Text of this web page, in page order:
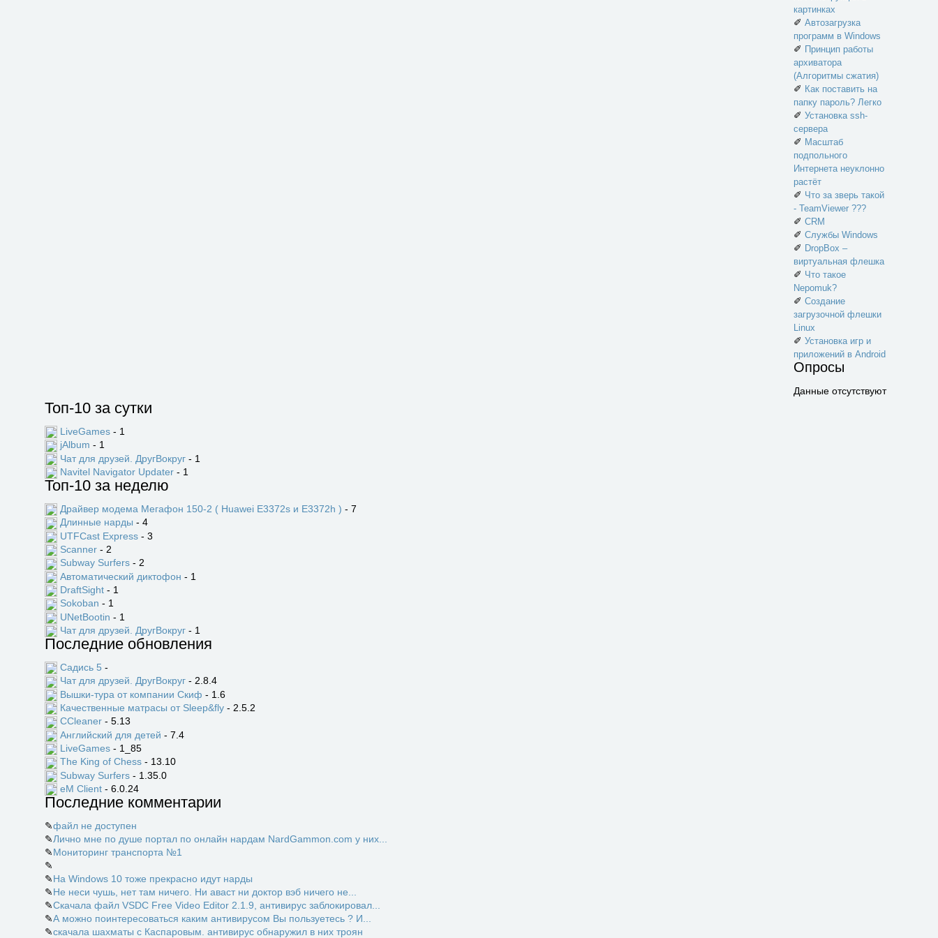
картинках
✐ Автозагрузка
программ в Windows
✐ Принцип работы
архиватора
(Алгоритмы сжатия)
✐ Как поставить на
папку пароль? Легко
✐ Установка ssh-
сервера
✐ Масштаб
подпольного
Интернета неуклонно
растёт
✐ Что за зверь такой
- TeamViewer ???
✐ CRM
✐ Службы Windows
✐ DropBox –
виртуальная флешка
✐ Что такое
Nepomuk?
✐ Создание
загрузочной флешки
Linux
✐ Установка игр и
приложений в Android
Опросы
Данные отсутствуют
Топ-10 за сутки
LiveGames - 1
jAlbum - 1
Чат для друзей. ДругВокруг - 1
Navitel Navigator Updater - 1
Топ-10 за неделю
Драйвер модема Мегафон 150-2 ( Huawei E3372s и E3372h ) - 7
Длинные нарды - 4
UTFCast Express - 3
Scanner - 2
Subway Surfers - 2
Автоматический диктофон - 1
DraftSight - 1
Sokoban - 1
UNetBootin - 1
Чат для друзей. ДругВокруг - 1
Последние обновления
Садись 5 -
Чат для друзей. ДругВокруг - 2.8.4
Вышки-тура от компании Скиф - 1.6
Качественные матрасы от Sleep&fly - 2.5.2
CCleaner - 5.13
Английский для детей - 7.4
LiveGames - 1_85
The King of Chess - 13.10
Subway Surfers - 1.35.0
eM Client - 6.0.24
Последние комментарии
✎файл не доступен
✎Лично мне по душе портал по онлайн нардам NardGammon.com у них...
✎Мониторинг транспорта №1
✎
✎На Windows 10 тоже прекрасно идут нарды
✎Не неси чушь, нет там ничего. Ни аваст ни доктор вэб ничего не...
✎Скачала файл VSDC Free Video Editor 2.1.9, антивирус заблокировал...
✎А можно поинтересоваться каким антивирусом Вы пользуетесь ? И...
✎скачала шахматы с Каспаровым. антивирус обнаружил в них троян